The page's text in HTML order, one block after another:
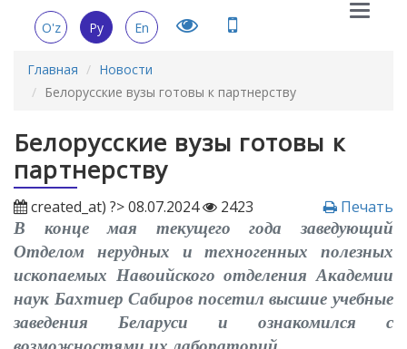
Main
O'z Ру En
Главная
Новости
Белорусские вузы готовы к партнерству
Белорусские вузы готовы к
партнерству
created_at) ?> 08.07.2024 2423 Печать
В конце мая текущего года заведующий
Отделом нерудных и техногенных полезных
ископаемых Навоийского отделения Академии
наук Бахтиер Сабиров посетил высшие учебные
заведения Беларуси и ознакомился с